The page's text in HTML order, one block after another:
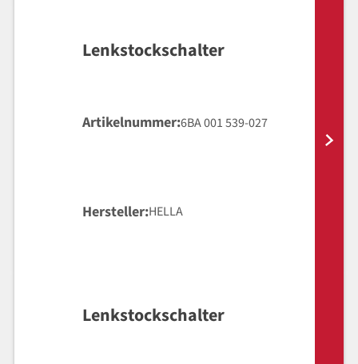
Lenkstockschalter
Artikelnummer 6BA 001 539-027
Hersteller HELLA
Lenkstockschalter